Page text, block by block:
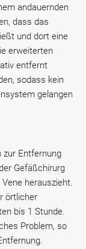
andauernden
dass das
und dort eine
erweiterten
entfernt
sodass kein
gelangen
zur Entfernung
Gefäßchirurg
herauszieht.
örtlicher
bis 1 Stunde.
Problem, so